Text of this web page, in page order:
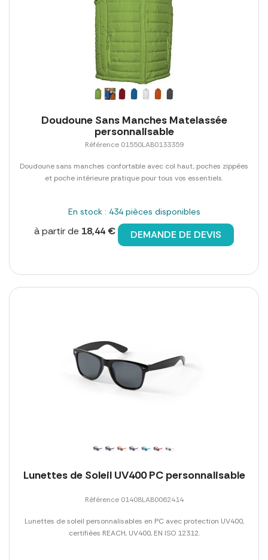
Doudoune Sans Manches Matelassée
personnalisable
Référence 01550LAB0133359
Doudoune sans manches confortable avec col haut, poches zippées
et poche intérieure pratique pour tous vos essentiels.
En stock : 434 pièces disponibles
à partir de 18,44 € DEMANDE DE DEVIS
Lunettes de Soleil UV400 PC personnalisable
Référence 01408LAB0062414
Lunettes de soleil personnalisables en PC avec protection UV400,
certifiées REACH, UV400, EN ISO 12312.